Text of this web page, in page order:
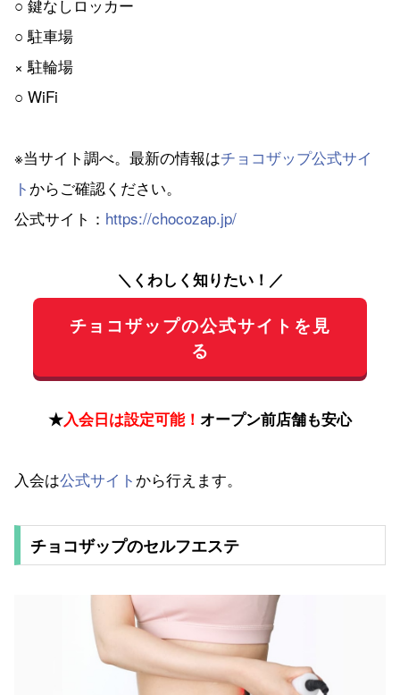
○ 鍵なしロッカー
○ 駐車場
× 駐輪場
○ WiFi
※当サイト調べ。最新の情報はチョコザップ公式サイ
ト からご確認ください。
公式サイト： https://chocozap.jp/
＼くわしく知りたい！／
チョコザップの公式サイトを見
る
★入会日は設定可能！ オープン前店舗も安心
入会は公式サイト から行えます。
チョコザップのセルフエステ